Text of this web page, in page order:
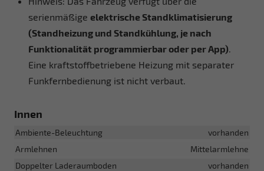
serienmäßige elektrische Standklimatisierung
(Standheizung und Standkühlung, je nach
Funktionalität programmierbar oder per App)
Eine kraftstoffbetriebene Heizung mit separater
Funkfernbedienung ist nicht verbaut.
Innen
Ambiente-Beleuchtung
vorhanden
Armlehnen
Mittelarmlehne
Doppelter Laderaumboden
vorhanden